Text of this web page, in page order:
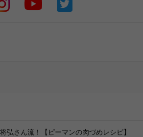
弘さん流！【ピーマンの肉づめレシピ】